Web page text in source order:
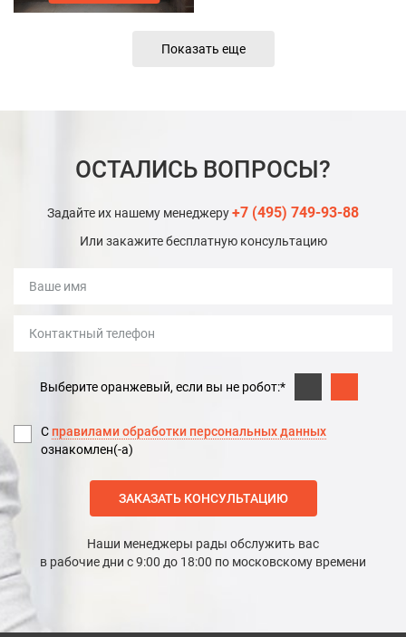
Показать еще
ОСТАЛИСЬ ВОПРОСЫ?
Задайте их нашему менеджеру+7 (495) 749-93-88
Или закажите бесплатную консультацию
Выберите оранжевый, если вы не робот:*
С правилами обработки персональных данных
ознакомлен(-а)
ЗАКАЗАТЬ КОНСУЛЬТАЦИЮ
Наши менеджеры рады обслужить вас
в рабочие дни с 9:00 до 18:00 по московскому времени